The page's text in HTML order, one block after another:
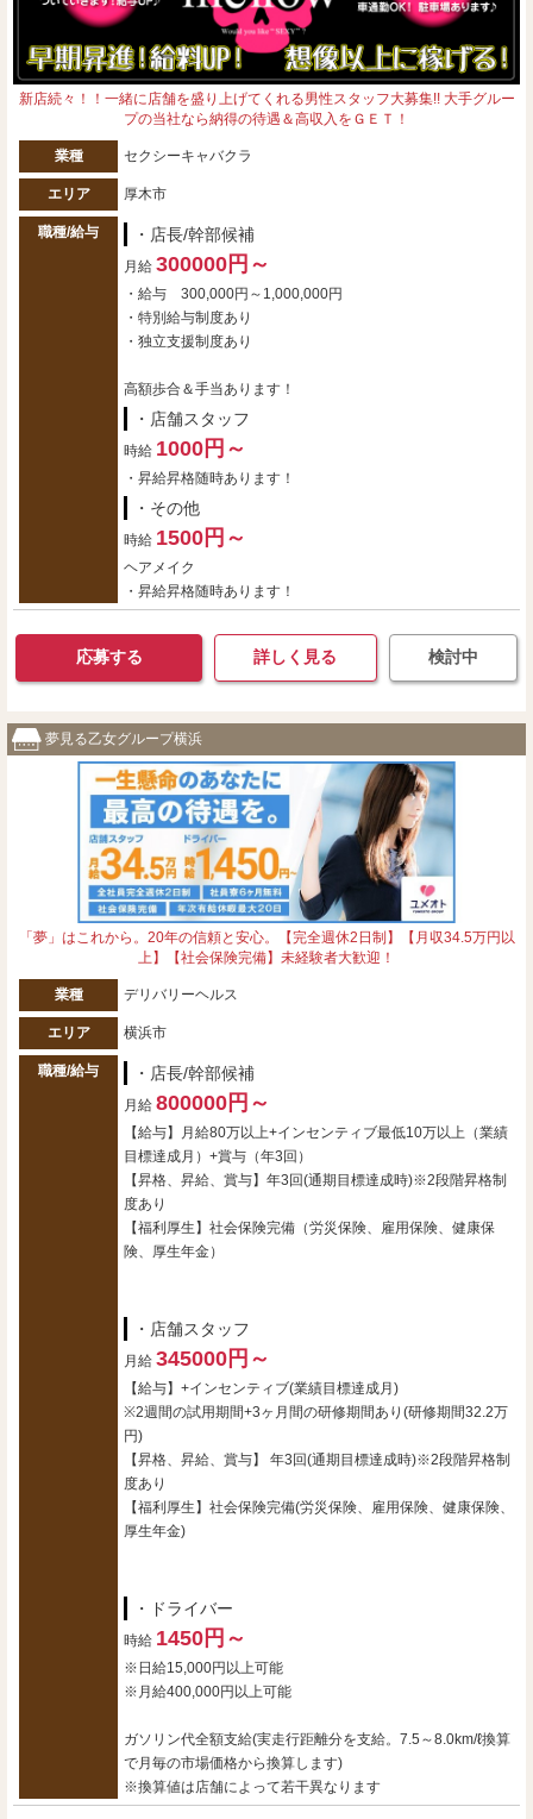
新店続々！！一緒に店舗を盛り上げてくれる男性スタッフ大募集!! 大手グルー
プの当社なら納得の待遇＆高収入をＧＥＴ！
業種 セクシーキャバクラ
エリア 厚木市
職種/給与 ・店長/幹部候補
月給 300000円～
・給与 300,000円～1,000,000円
・特別給与制度あり
・独立支援制度あり
高額歩合＆手当あります！
・店舗スタッフ
時給 1000円～
・昇給昇格随時あります！
・その他
時給 1500円～
ヘアメイク
・昇給昇格随時あります！
応募する 詳しく見る 検討中
夢見る乙女グループ横浜
「夢」はこれから。20年の信頼と安心。【完全週休2日制】【月収34.5万円以
上】【社会保険完備】未経験者大歓迎！
業種 デリバリーヘルス
エリア 横浜市
職種/給与 ・店長/幹部候補
月給 800000円～
【給与】月給80万以上+インセンティブ最低10万以上（業績
目標達成月）+賞与（年3回）
【昇格、昇給、賞与】年3回(通期目標達成時)※2段階昇格制
度あり
【福利厚生】社会保険完備（労災保険、雇用保険、健康保
険、厚生年金）
・店舗スタッフ
月給 345000円～
【給与】+インセンティブ(業績目標達成月)
※2週間の試用期間+3ヶ月間の研修期間あり(研修期間32.2万
円)
【昇格、昇給、賞与】 年3回(通期目標達成時)※2段階昇格制
度あり
【福利厚生】社会保険完備(労災保険、雇用保険、健康保険、
厚生年金)
・ドライバー
時給 1450円～
※日給15,000円以上可能
※月給400,000円以上可能
ガソリン代全額支給(実走行距離分を支給。7.5～8.0km/ℓ換算
で月毎の市場価格から換算します)
※換算値は店舗によって若干異なります